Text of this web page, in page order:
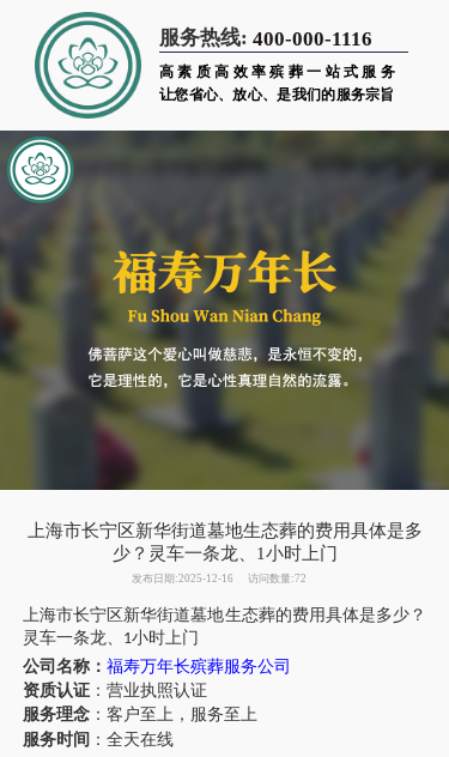
服务热线: 400-000-1116
高素质高效率殡葬一站式服务
让您省心、放心、是我们的服务宗旨
上海市长宁区新华街道墓地生态葬的费用具体是多
少？灵车一条龙、1小时上门
发布日期:2025-12-16 访问数量:72
上海市长宁区新华街道墓地生态葬的费用具体是多少？
灵车一条龙、 1小时上门
公司名称： 福寿万年长殡葬服务公司
资质认证：营业执照认证
服务理念：客户至上，服务至上
服务时间 ：全天在线